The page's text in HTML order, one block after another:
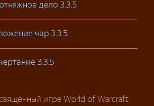
дело 3.3.5
чар 3.3.5
3.3.5
игре World of Warcraft.